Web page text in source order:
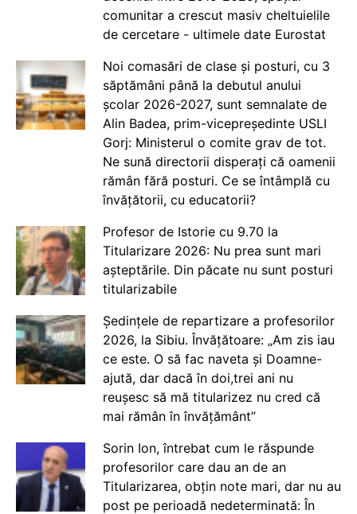
comunitar a crescut masiv cheltuielile
de cercetare - ultimele date Eurostat
Noi comasări de clase și posturi, cu 3
săptămâni până la debutul anului
școlar 2026-2027, sunt semnalate de
Alin Badea, prim-vicepreședinte USLI
Gorj: Ministerul o comite grav de tot.
Ne sună directorii disperați că oamenii
rămân fără posturi. Ce se întâmplă cu
învățătorii, cu educatorii?
Profesor de Istorie cu 9.70 la
Titularizare 2026: Nu prea sunt mari
așteptările. Din păcate nu sunt posturi
titularizabile
Ședințele de repartizare a profesorilor
2026, la Sibiu. Învățătoare: „Am zis iau
ce este. O să fac naveta și Doamne-
ajută, dar dacă în doi,trei ani nu
reușesc să mă titularizez nu cred că
mai rămân în învățământ”
Sorin Ion, întrebat cum le răspunde
profesorilor care dau an de an
Titularizarea, obțin note mari, dar nu au
post pe perioadă nedeterminată: În